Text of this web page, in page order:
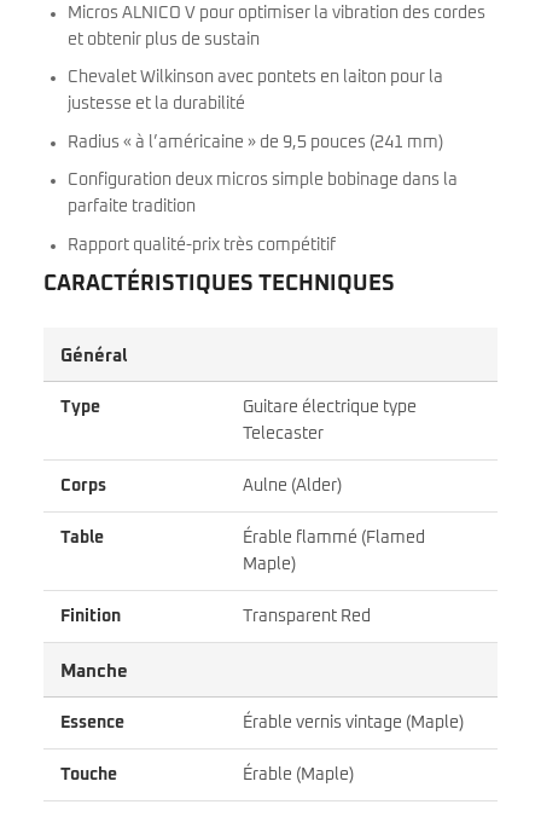
Micros ALNICO V pour optimiser la vibration des cordes
et obtenir plus de sustain
Chevalet Wilkinson avec pontets en laiton pour la
justesse et la durabilité
Radius « à l’américaine » de 9,5 pouces (241 mm)
Configuration deux micros simple bobinage dans la
parfaite tradition
Rapport qualité-prix très compétitif
CARACTÉRISTIQUES TECHNIQUES
Général
Type
Guitare électrique type
Telecaster
Corps Aulne (Alder)
Table
Érable flammé (Flamed
Maple)
Finition Transparent Red
Manche
Essence Érable vernis vintage (Maple)
Touche Érable (Maple)